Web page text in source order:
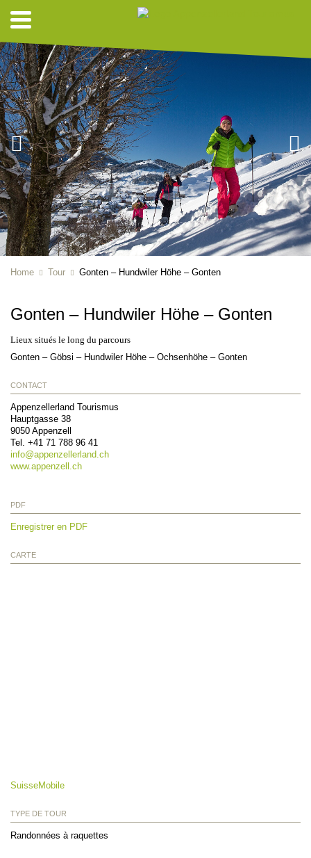
Home Tour Gonten – Hundwiler Höhe – Gonten
Gonten – Hundwiler Höhe – Gonten
Lieux situés le long du parcours
Gonten – Göbsi – Hundwiler Höhe – Ochsenhöhe – Gonten
CONTACT
Appenzellerland Tourismus
Hauptgasse 38
9050 Appenzell
Tel. +41 71 788 96 41
info@appenzellerland.ch
www.appenzell.ch
PDF
Enregistrer en PDF
CARTE
SuisseMobile
TYPE DE TOUR
Randonnées à raquettes